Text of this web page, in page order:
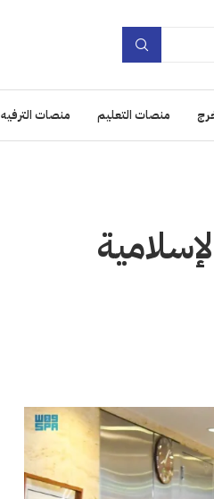
منصات التعليم منصات الترفيه